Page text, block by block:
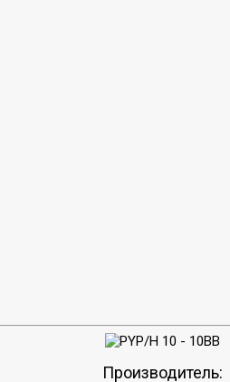
Производитель: